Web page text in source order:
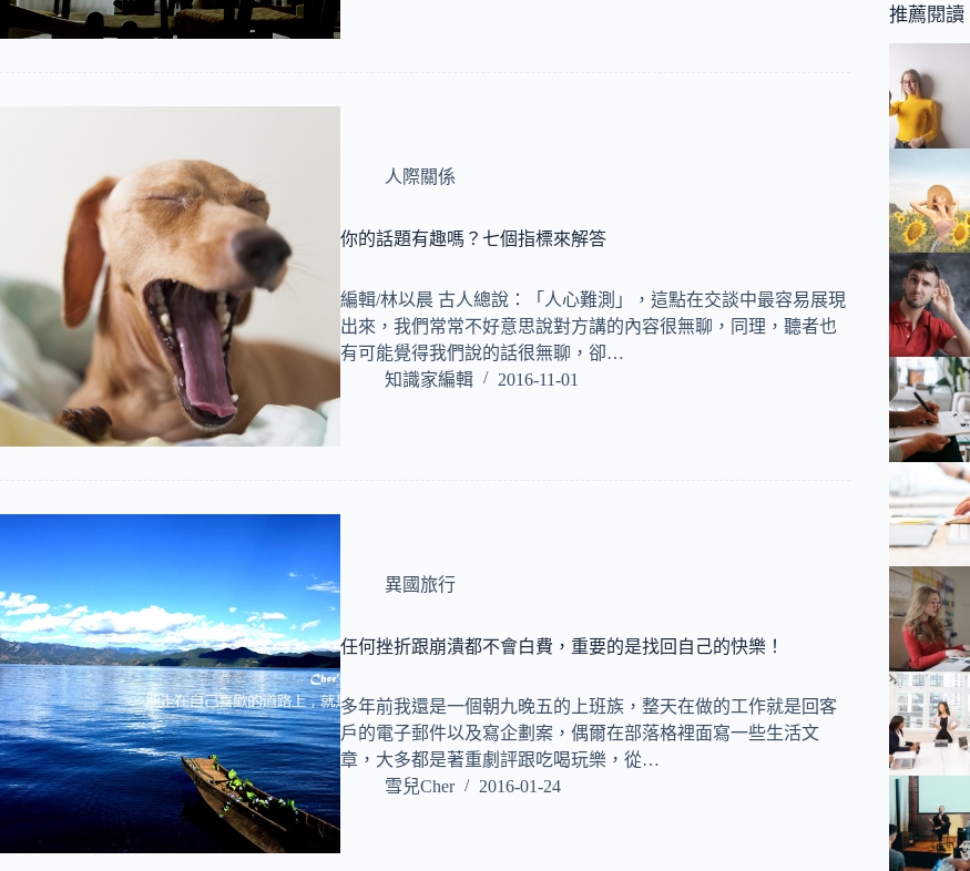
人際關係
你的話題有趣嗎？七個指標來解答
編輯/林以晨 古人總說：「人心難測」，這點在交談中最容易展現
出來，我們常常不好意思說對方講的內容很無聊，同理，聽者也
有可能覺得我們說的話很無聊，卻…
知識家編輯
2016-11-01
異國旅行
任何挫折跟崩潰都不會白費，重要的是找回自己的快樂！
多年前我還是一個朝九晚五的上班族，整天在做的工作就是回客
戶的電子郵件以及寫企劃案，偶爾在部落格裡面寫一些生活文
章，大多都是著重劇評跟吃喝玩樂，從…
雪兒Cher
2016-01-24
推薦閱讀